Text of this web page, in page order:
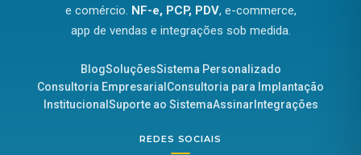
e comércio. NF-e, PCP, PDV, e-commerce,
app de vendas e integrações sob medida.
BlogSoluçõesSistema Personalizado
Consultoria EmpresarialConsultoria para Implantação
InstitucionalSuporte ao SistemaAssinarIntegrações
REDES SOCIAIS